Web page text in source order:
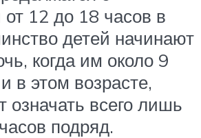
12 до 18 часов в
детей начинают
когда им около 9
в этом возрасте,
означать всего лишь
подряд.